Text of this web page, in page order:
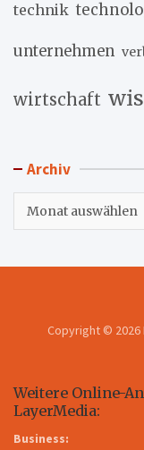
technik
unternehmen
wirtschaft
Archiv
Copyright © 2026
Weitere Online-
LayerMedia:
Business: